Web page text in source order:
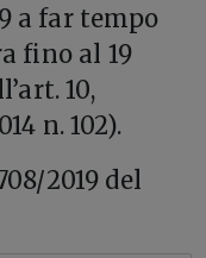
a far tempo
fino al 19
10,
n. 102).
2019 del